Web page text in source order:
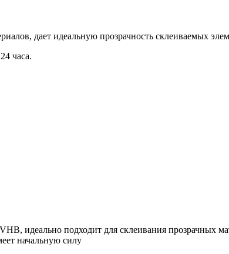
дает идеальную прозрачность склеиваемых
часа.
идеально подходит для склеивания прозрачных
начальную силу